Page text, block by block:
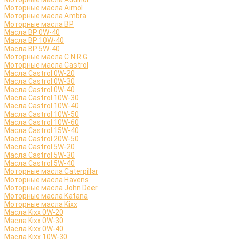
Моторные масла Aimol
Моторные масла Ambra
Моторные масла BP
Масла BP 0W-40
Масла BP 10W-40
Масла BP 5W-40
Моторные масла C.N.R.G
Моторные масла Castrol
Масла Castrol 0W-20
Масла Castrol 0W-30
Масла Castrol 0W-40
Масла Castrol 10W-30
Масла Castrol 10W-40
Масла Castrol 10W-50
Масла Castrol 10W-60
Масла Castrol 15W-40
Масла Castrol 20W-50
Масла Castrol 5W-20
Масла Castrol 5W-30
Масла Castrol 5W-40
Моторные масла Caterpillar
Моторные масла Havens
Моторные масла John Deer
Моторные масла Katana
Моторные масла Kixx
Масла Kixx 0W-20
Масла Kixx 0W-30
Масла Kixx 0W-40
Масла Kixx 10W-30